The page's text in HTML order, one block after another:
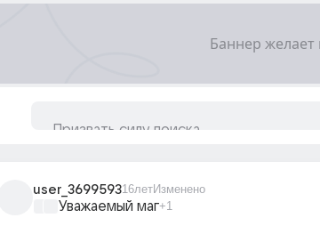
user_369959316летИзменено
Уважаемый маг+1